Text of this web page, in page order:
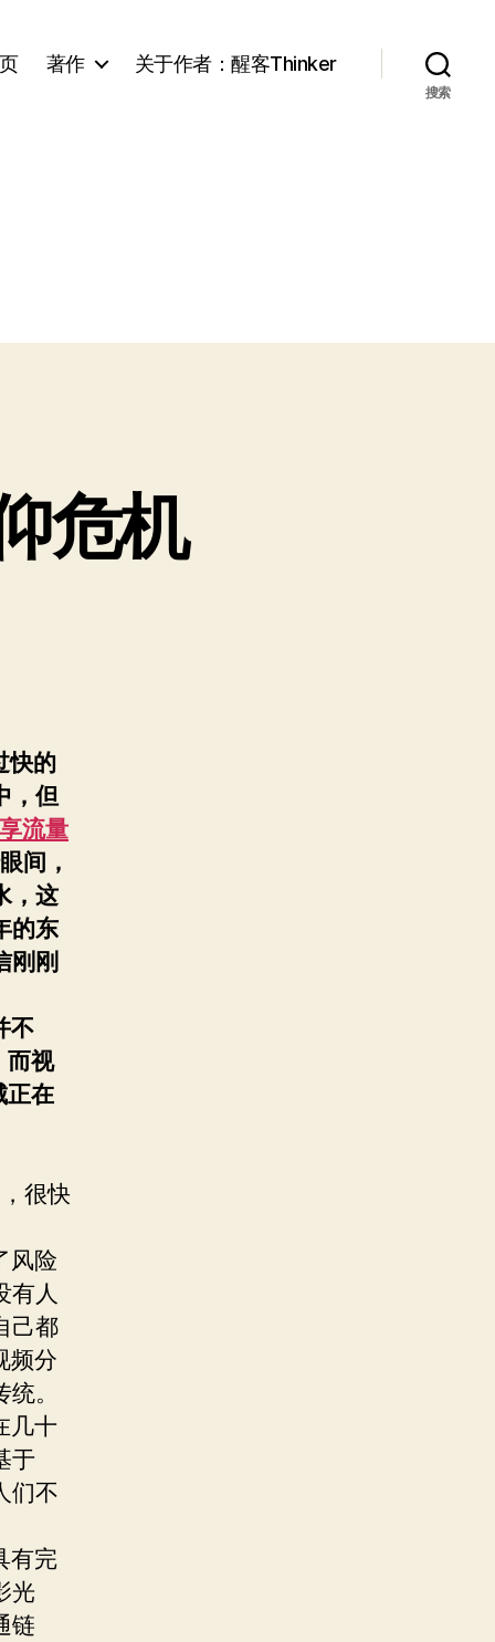
著作 关于作者：醒客Thinker
搜索
危机
快的
，但
流量
间，
，这
的东
刚刚
不
而视
正在
很快
风险
有人
己都
频分
。
几十
于
们不
有完
光
链